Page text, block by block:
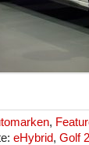
,
eHybrid, Golf